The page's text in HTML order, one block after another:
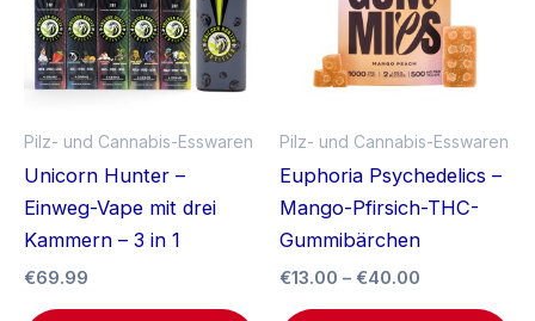
Pilz- und Cannabis-Esswaren
Unicorn Hunter –
Einweg-Vape mit drei
Kammern – 3 in 1
€69.99
Pilz- und Cannabis-Esswaren
Euphoria Psychedelics –
Mango-Pfirsich-THC-
Gummibärchen
€13.00 – €40.00